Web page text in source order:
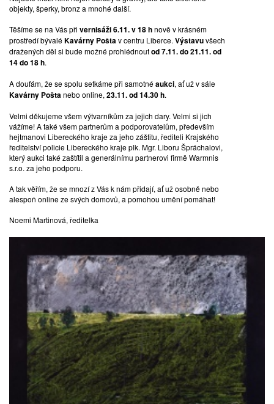
aktivně věnuje galerijní praxi (v roce 2020 spoluzaložila galerii
figuralistkou, nápadnými znaky jejích pláten jsou živá barevnost,
dynamická kompozice a intimní příběhové linky. Prolínáním
obrazů, geometrické stylizace a barevnosti uvádí diváka do
snového světa.
VYVOLÁVACÍ CENA:28 000 Kč
objekty, šperky, bronz a mnohé další.
Těšíme se na Vás při vernisáži 6.11. v 18 hnově v krásném
prostředí bývaléKavárny Poštav centru Liberce. Výstavuvšech
dražených děl si bude možné prohlédnoutod 7.11. do 21.11. od
14 do 18 h.
A doufám, že se spolu setkáme při samotnéaukci, ať už v sále
Kavárny Poštanebo online, 23.11. od 14.30 h.
Velmi děkujeme všem výtvarníkům za jejich dary. Velmi si jich
vážíme! A také všem partnerům a podporovatelům, především
hejtmanovi Libereckého kraje za jeho záštitu, řediteli Krajského
ředitelství policie Libereckého kraje plk. Mgr. Liboru Špráchalovi,
který aukci také zaštítil a generálnímu partnerovi firmě Warmnis
s.r.o. za jeho podporu.
A tak věřím, že se mnozí z Vás k nám přidají, ať už osobně nebo
alespoň online ze svých domovů, a pomohou umění pomáhat!
Noemi Martinová, ředitelka